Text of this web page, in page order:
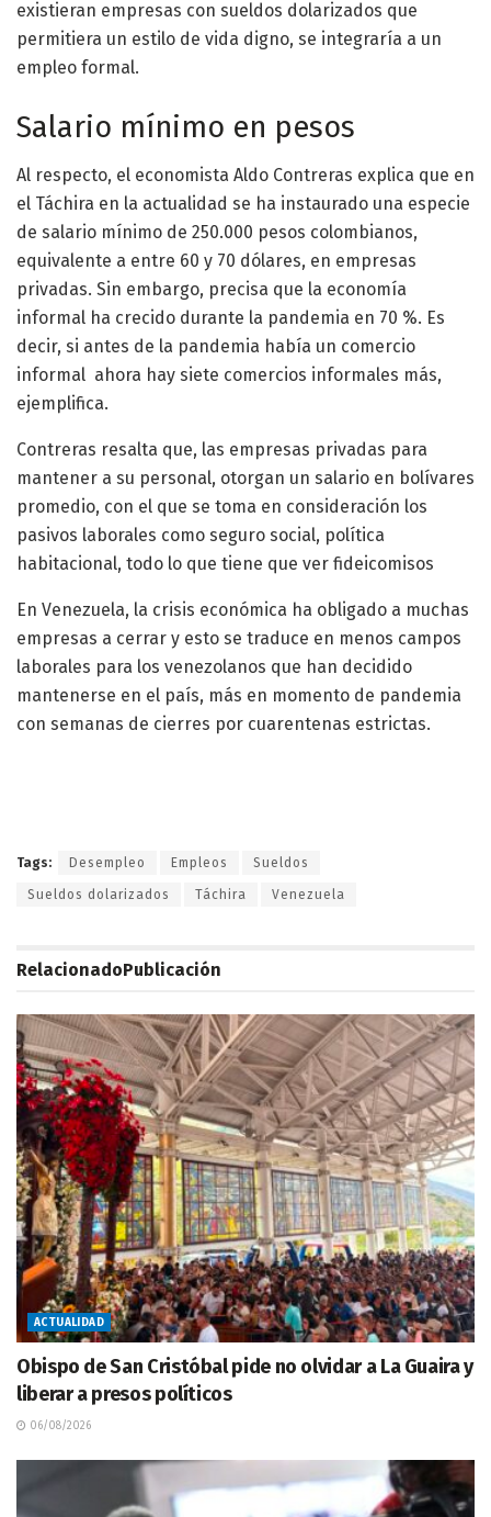
existieran empresas con sueldos dolarizados que
permitiera un estilo de vida digno, se integraría a un
empleo formal.
Salario mínimo en pesos
Al respecto, el economista Aldo Contreras explica que en
el Táchira en la actualidad se ha instaurado una especie
de salario mínimo de 250.000 pesos colombianos,
equivalente a entre 60 y 70 dólares, en empresas
privadas. Sin embargo, precisa que la economía
informal ha crecido durante la pandemia en 70 %. Es
decir, si antes de la pandemia había un comercio
informal ahora hay siete comercios informales más,
ejemplifica.
Contreras resalta que, las empresas privadas para
mantener a su personal, otorgan un salario en bolívares
promedio, con el que se toma en consideración los
pasivos laborales como seguro social, política
habitacional, todo lo que tiene que ver fideicomisos
En Venezuela, la crisis económica ha obligado a muchas
empresas a cerrar y esto se traduce en menos campos
laborales para los venezolanos que han decidido
mantenerse en el país, más en momento de pandemia
con semanas de cierres por cuarentenas estrictas.
Tags: Desempleo Empleos Sueldos
Sueldos dolarizados Táchira Venezuela
RelacionadoPublicación
ACTUALIDAD
Obispo de San Cristóbal pide no olvidar a La Guaira y
liberar a presos políticos
06/08/2026